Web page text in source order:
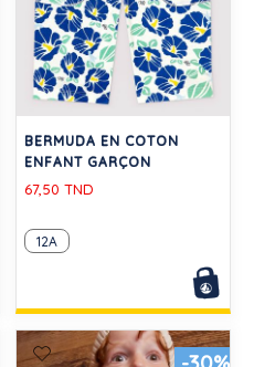
BERMUDA EN COTON
ENFANT GARÇON
67,50 TND
12A